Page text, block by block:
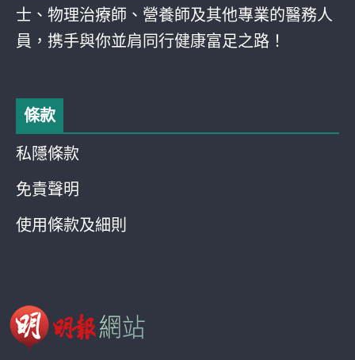
士、物理治療師、營養師及其他專業的醫務人
員，携手與你並肩同行健康富足之路！
條款
私隱條款
免責聲明
使用條款及細則